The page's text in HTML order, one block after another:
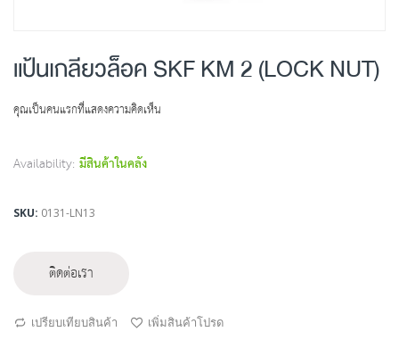
to
the
แป้นเกลียวล็อค SKF KM 2 (LOCK NUT)
คุณเป็นคนแรกที่แสดงความคิดเห็น
Availability: มีสินค้าในคลัง
SKU 0131-LN13
ติดต่อเรา
เปรียบเทียบสินค้า เพิ่มสินค้าโปรด